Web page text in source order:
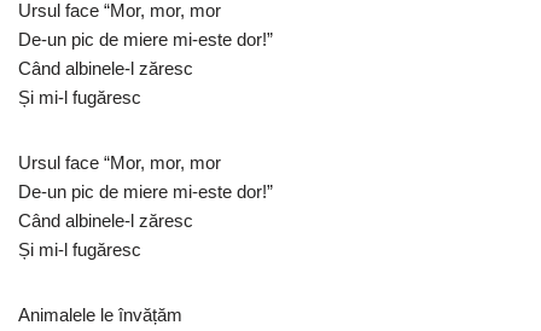
Ursul face “Mor, mor, mor
De-un pic de miere mi-este dor!”
Când albinele-l zăresc
Și mi-l fugăresc
Ursul face “Mor, mor, mor
De-un pic de miere mi-este dor!”
Când albinele-l zăresc
Și mi-l fugăresc
Animalele le învățăm